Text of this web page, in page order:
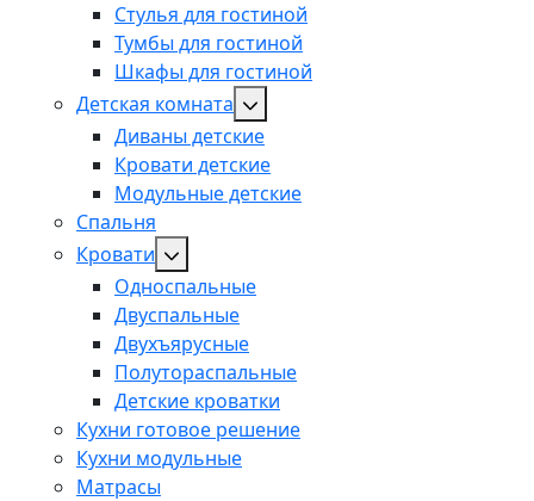
Стулья для гостиной
Тумбы для гостиной
Шкафы для гостиной
Детская комната
Диваны детские
Кровати детские
Модульные детские
Спальня
Кровати
Односпальные
Двуспальные
Двухъярусные
Полутораспальные
Детские кроватки
Кухни готовое решение
Кухни модульные
Матрасы